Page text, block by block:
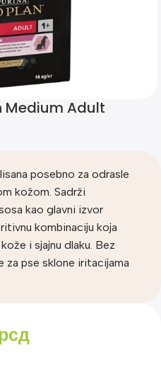
Medium Adult
posebno za odrasle
kožom. Sadrži
kao glavni izvor
kombinaciju koja
i sjajnu dlaku. Bez
za pse sklone iritacijama